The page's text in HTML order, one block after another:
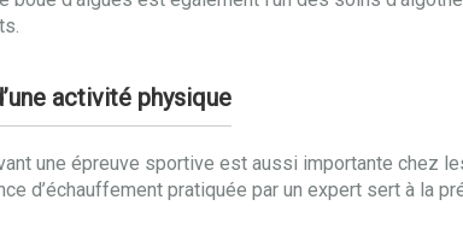
activité physique
une épreuve sportive est aussi importante chez
d’échauffement pratiquée par un expert sert à la